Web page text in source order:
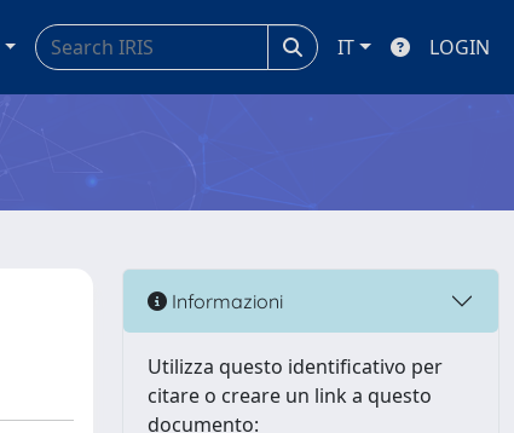
IT LOGIN
Informazioni
Utilizza questo identificativo per
citare o creare un link a questo
documento: